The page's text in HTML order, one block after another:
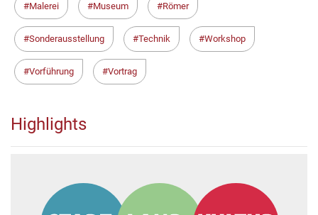
Malerei Museum Römer
Sonderausstellung Technik Workshop
Vorführung Vortrag
Highlights